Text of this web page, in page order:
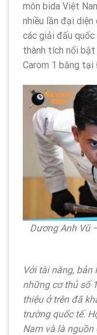
môn bida Việt
nhiều lần đại
các giải đấu
thành tích nổi bật
Carom 1 băng tại
Dương Anh Vũ
Với tài năng,
những cơ thủ số
thiệu ở trên đã
trường quốc tế.
Nam và là